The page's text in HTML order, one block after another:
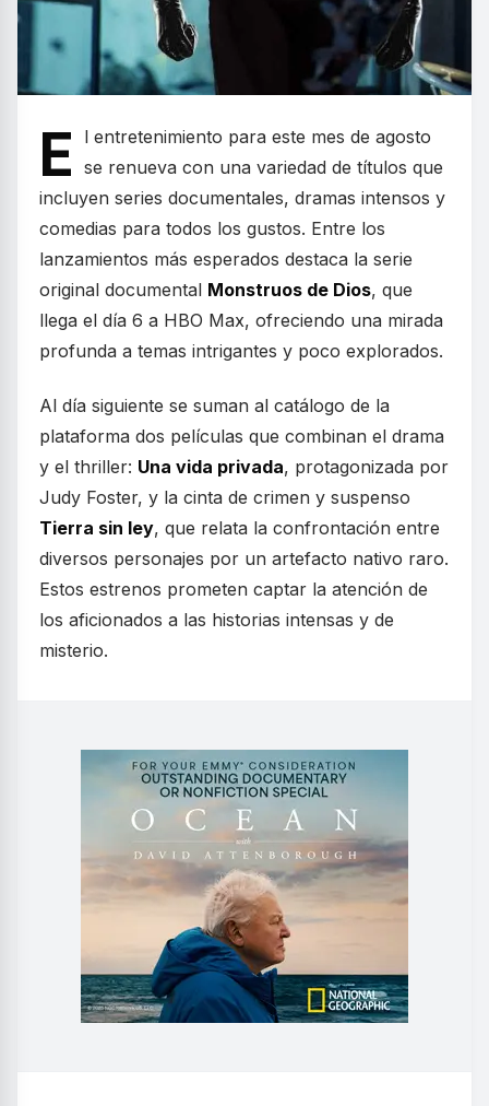
E
l entretenimiento para este mes de agosto
se renueva con una variedad de títulos que
incluyen series documentales, dramas intensos y
comedias para todos los gustos. Entre los
lanzamientos más esperados destaca la serie
original documental Monstruos de Dios, que
llega el día 6 a HBO Max, ofreciendo una mirada
profunda a temas intrigantes y poco explorados.
Al día siguiente se suman al catálogo de la
plataforma dos películas que combinan el drama
y el thriller: Una vida privada, protagonizada por
Judy Foster, y la cinta de crimen y suspenso
Tierra sin ley, que relata la confrontación entre
diversos personajes por un artefacto nativo raro.
Estos estrenos prometen captar la atención de
los aficionados a las historias intensas y de
misterio.